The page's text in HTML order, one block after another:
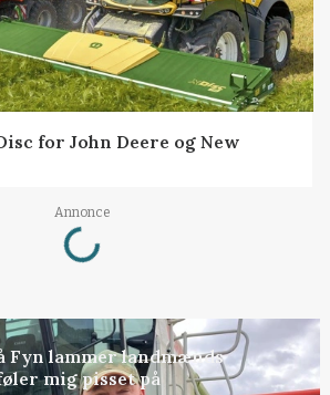
for John Deere og New
Annonce
Loading...
Fyn lammer landmænds
mig pisset på